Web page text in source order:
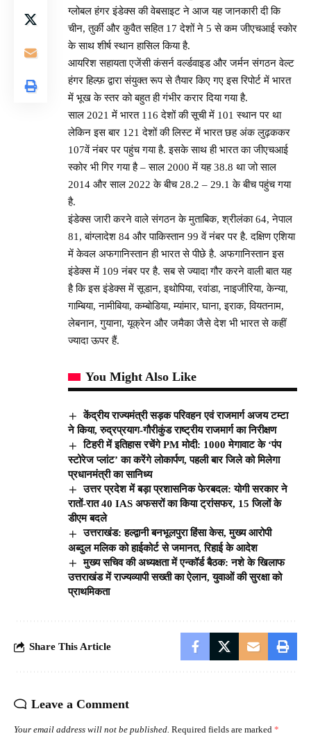
ग्लोबल हंगर इंडेक्स की वेबसाइट ने आज यह जानकारी दी कि
चीन, तुर्की और कुवैत सहित 17 देशों ने 5 से कम जीएचआई स्कोर
के साथ शीर्ष स्थान हासिल किया है.
आयरिश सहायता एजेंसी कंसर्न वर्ल्डवाइड और जर्मन संगठन वेल्ट
हंगर हिल्फ़ द्वारा संयुक्त रूप से तैयार किए गए इस रिपोर्ट में भारत
में भूख के स्तर को बहुत ही गंभीर करार दिया गया है.
साल 2021 में भारत 116 देशों की सूची में 101 स्थान पर था
लेकिन इस बार 121 देशों की लिस्ट में भारत छह अंक लुढ़ककर
107वें नंबर पर पहुंच गया है. इसके साथ ही भारत का जीएचआई
स्कोर भी गिर गया है – साल 2000 में यह 38.8 था जो साल
2014 और साल 2022 के बीच 28.2 – 29.1 के बीच पहुंच गया
है.
इंडेक्स जारी करने वाले संगठन के मुताबिक, श्रीलंका 64, नेपाल
81, बांग्लादेश 84 और पाकिस्तान 99 वें नंबर पर है. दक्षिण एशिया
में केवल अफगानिस्तान ही भारत से पीछे है. अफगानिस्तान इस
इंडेक्स में 109 नंबर पर है. सब से ज्यादा गौर करने वाली बात यह
है कि इस इंडेक्स में सूडान, इथोपिया, रवांडा, नाइजीरिया, केन्या,
गाम्बिया, नामीबिया, कम्बोडिया, म्यांमार, घाना, इराक, वियतनाम,
लेबनान, गुयाना, यूक्रेन और जमैका जैसे देश भी भारत से कहीं
ज्यादा ऊपर हैं.
You Might Also Like
केंद्रीय राज्यमंत्री सड़क परिवहन एवं राजमार्ग अजय टम्टा
ने किया, रुद्रप्रयाग-गौरीकुंड राष्ट्रीय राजमार्ग का निरीक्षण
टिहरी में इतिहास रचेंगे PM मोदी: 1000 मेगावाट के ‘पंप
स्टोरेज प्लांट’ का करेंगे लोकार्पण, पहली बार जिले को मिलेगा
प्रधानमंत्री का सानिध्य
उत्तर प्रदेश में बड़ा प्रशासनिक फेरबदल: योगी सरकार ने
रातों-रात 40 IAS अफसरों का किया ट्रांसफर, 15 जिलों के
डीएम बदले
उत्तराखंड: हल्द्वानी बनभूलपुरा हिंसा केस, मुख्य आरोपी
अब्दुल मलिक को हाईकोर्ट से जमानत, रिहाई के आदेश
मुख्य सचिव की अध्यक्षता में एन्कॉर्ड बैठक: नशे के खिलाफ
उत्तराखंड में राज्यव्यापी सख्ती का ऐलान, युवाओं की सुरक्षा को
प्राथमिकता
Share This Article
Leave a Comment
Your email address will not be published. Required fields are marked *